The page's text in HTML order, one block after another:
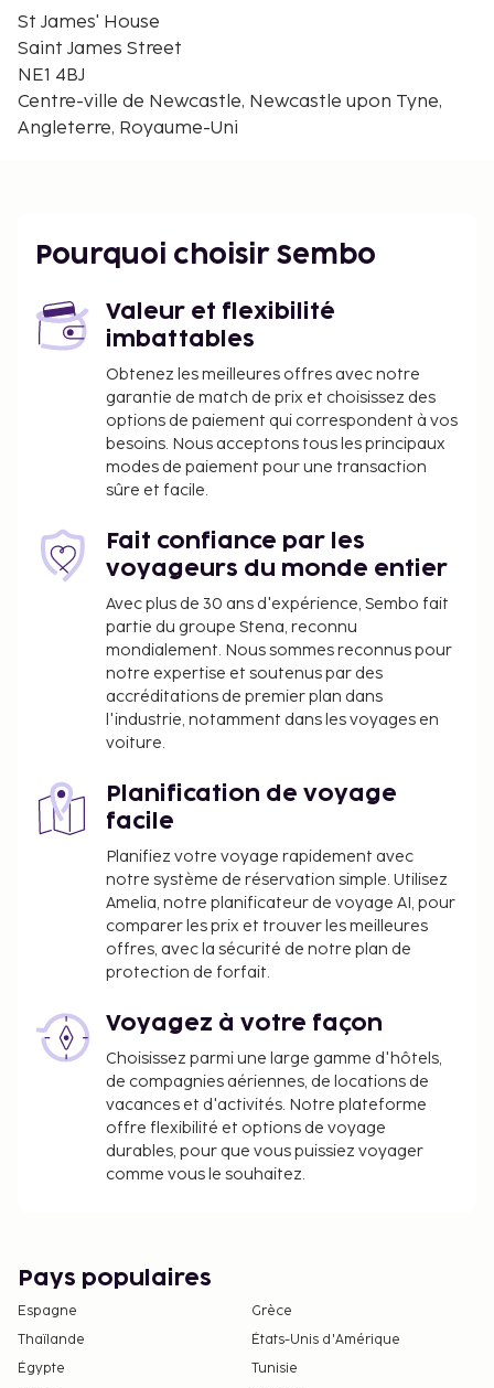
Monument de Grey - 0,6 km
Grey Street - 0,6 km
Northumberland Street - 0,7 km
Bigg Market - 0,7 km
Newcastle-upon-Tyne Theatre Royal - 0,7 km
Les équipements et services proposés incluent une
ascenseur. Profitez des nombreux équipements et
services qui caractérisent l'hébergement,
notamment l'accès Wi-Fi à Internet gratuit, un
service de conciergerie et une salle de séjour
commune.
Un supplément est prévu en cas d’arrivée entre
22 h 00 et 12 h 00
frais et acomptes peuvent être mentionnés hors
taxe et sont soumis à modification.
Les enfants de moins de 18 ans ne sont pas
admis dans cet hébergement réservé aux
adultes.
St James' House
Saint James Street
NE1 4BJ
Centre-ville de Newcastle, Newcastle upon Tyne,
Angleterre, Royaume-Uni
Pourquoi choisir Sembo
Valeur et flexibilité
imbattables
Obtenez les meilleures offres avec notre
garantie de match de prix et choisissez des
options de paiement qui correspondent à vos
besoins. Nous acceptons tous les principaux
modes de paiement pour une transaction
sûre et facile.
Fait confiance par les
voyageurs du monde entier
Avec plus de 30 ans d'expérience, Sembo fait
partie du groupe Stena, reconnu
mondialement. Nous sommes reconnus pour
notre expertise et soutenus par des
accréditations de premier plan dans
l'industrie, notamment dans les voyages en
voiture.
Planification de voyage
facile
Planifiez votre voyage rapidement avec
notre système de réservation simple. Utilisez
Amelia, notre planificateur de voyage AI, pour
comparer les prix et trouver les meilleures
offres, avec la sécurité de notre plan de
protection de forfait.
Voyagez à votre façon
Choisissez parmi une large gamme d'hôtels,
de compagnies aériennes, de locations de
vacances et d'activités. Notre plateforme
offre flexibilité et options de voyage
durables, pour que vous puissiez voyager
comme vous le souhaitez.
Pays populaires
Espagne
Grèce
Thaïlande
États-Unis d'Amérique
Égypte
Tunisie